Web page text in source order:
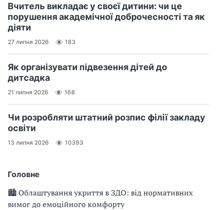
Головне
🏙 Облаштування укриття в ЗДО: від нормативних
вимог до емоційного комфорту
Вчитель викладає у своєї дитини: чи це
порушення академічної доброчесності та як
діяти
27 липня 2026 183
Як організувати підвезення дітей до
дитсадка
21 липня 2026 168
Чи розробляти штатний розпис філії закладу
освіти
13 липня 2026 10393